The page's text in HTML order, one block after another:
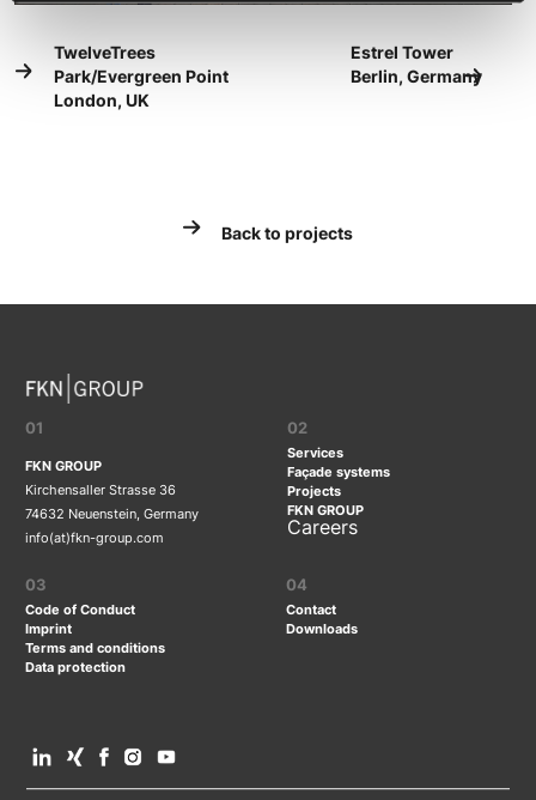
TwelveTrees
Park/Evergreen Point
London, UK
Estrel Tower
Berlin, Germany
Back to projects
01
FKN GROUP
Kirchensaller Strasse 36
74632 Neuenstein, Germany
info(at)fkn-group.com
02
Services
Façade systems
Projects
FKN GROUP
Careers
03
Code of Conduct
Imprint
Terms and conditions
Data protection
04
Contact
Downloads